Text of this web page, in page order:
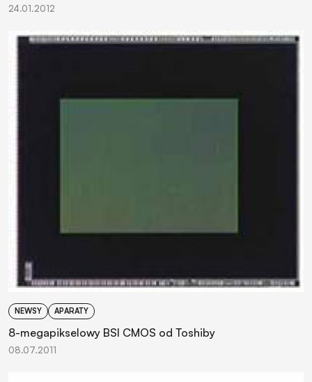
24.01.2012
NEWSY APARATY
8-megapikselowy BSI CMOS od Toshiby
08.07.2011